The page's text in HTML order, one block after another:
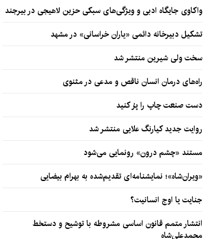
واکاوی جایگاه ادبی و ویژگی‌های سبکی حزین لاهیجی در بیرجند
تشکیل دبیرخانه دائمی «یاران خراسانی» در مشهد
سخت ولی شیرین منتشر شد
راه‌های درمان انسان ناقص و مدعی در مثنوی
دست صنعت چاپ را پرُ کنید
روایت جدید کیارنگ علایی منتشر شد
مستند «چشم درون» رونمایی می‌شود
«ویران‌شاه»؛ نمایشنامه‌ای تقدیم‌شده به بهرام بیضایی
جنایت یا اوج انسانیت؟
انتشار متمم قانون اساسی مشروطه با توشیح و دستخط
محمدعلی‌شاه